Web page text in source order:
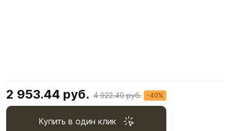
2 953.44 руб. 4 922.40 руб. -40%
Купить в один клик